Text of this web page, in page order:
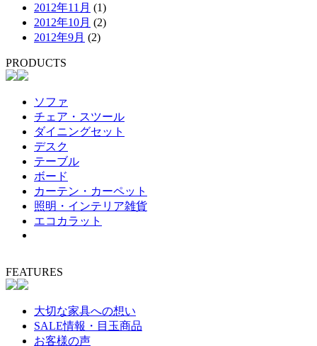
2012年11月 (1)
2012年10月 (2)
2012年9月 (2)
PRODUCTS
ソファ
チェア・スツール
ダイニングセット
デスク
テーブル
ボード
カーテン・カーペット
照明・インテリア雑貨
エコカラット
FEATURES
大切な家具への想い
SALE情報・目玉商品
お客様の声